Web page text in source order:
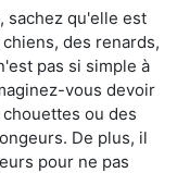
, sachez qu'elle est
des renards,
pas si simple à
vous devoir
ou des
De plus, il
pour ne pas